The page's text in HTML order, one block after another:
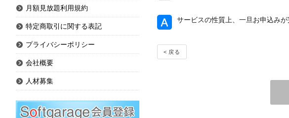
月額見放題利用規約
特定商取引に関する表記
プライバシーポリシー
会社概要
人材募集
サービスの性質上、一旦お申込み
< 戻る